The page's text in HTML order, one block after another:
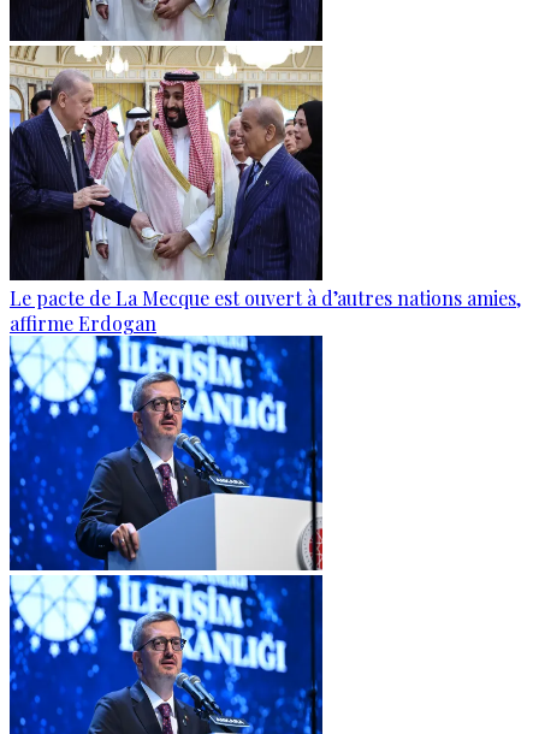
Le pacte de La Mecque est ouvert à d’autres nations amies,
affirme Erdogan